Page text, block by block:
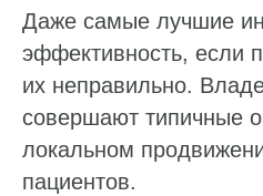
Даже самые лучшие
эффективность, если
их неправильно.
совершают типичные
локальном
пациентов.
Фотографии
Статистика по трафику
SEO-контроль
Анализ конкурентов
Мониторинг конкурентов